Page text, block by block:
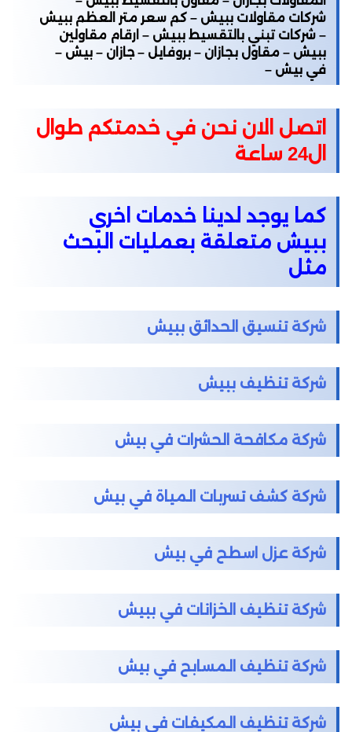
شركات مقاولات ببيش – كم سعر متر العظم ببيش
– شركات تبني بالتقسيط ببيش – ارقام مقاولين
ببيش – مقاول بجازان – بروفايل – جازان – بيش –
في بيش –
اتصل الان نحن في خدمتكم طوال
ال24 ساعة
كما يوجد لدينا خدمات اخري
ببيش متعلقة بعمليات البحث
مثل
شركة تنسيق الحدائق ببيش
شركة تنظيف ببيش
شركة مكافحة الحشرات في بيش
شركة كشف تسربات المياة في بيش
شركة عزل اسطح في بيش
شركة تنظيف الخزانات في ببيش
شركة تنظيف المسابح في بيش
شركة تنظيف المكيفات في بيش